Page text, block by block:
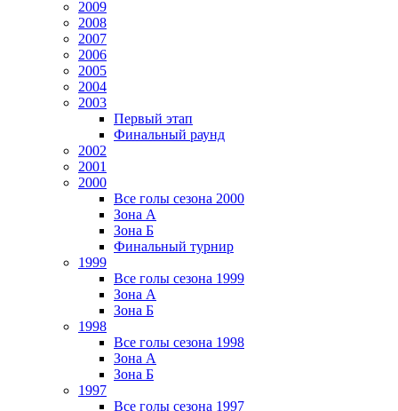
2009
2008
2007
2006
2005
2004
2003
Первый этап
Финальный раунд
2002
2001
2000
Все голы сезона 2000
Зона А
Зона Б
Финальный турнир
1999
Все голы сезона 1999
Зона А
Зона Б
1998
Все голы сезона 1998
Зона А
Зона Б
1997
Все голы сезона 1997